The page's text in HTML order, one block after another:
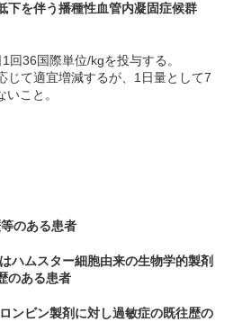
下を伴う播種性血管内凝固症候群
回36国際単位/kgを投与する。
じて適宜増減するが、1日量として7
こと。
のある患者
ムスター細胞由来の生物学的製剤
のある患者
ンビン製剤に対し過敏症の既往歴の